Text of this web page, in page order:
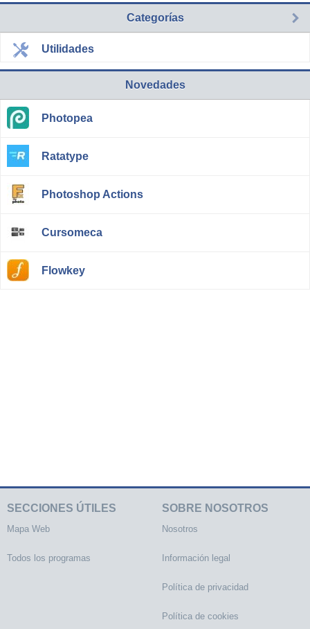
Categorías
Utilidades
Novedades
Photopea
Ratatype
Photoshop Actions
Cursomeca
Flowkey
SECCIONES ÚTILES
Mapa Web
Todos los programas
SOBRE NOSOTROS
Nosotros
Información legal
Política de privacidad
Política de cookies